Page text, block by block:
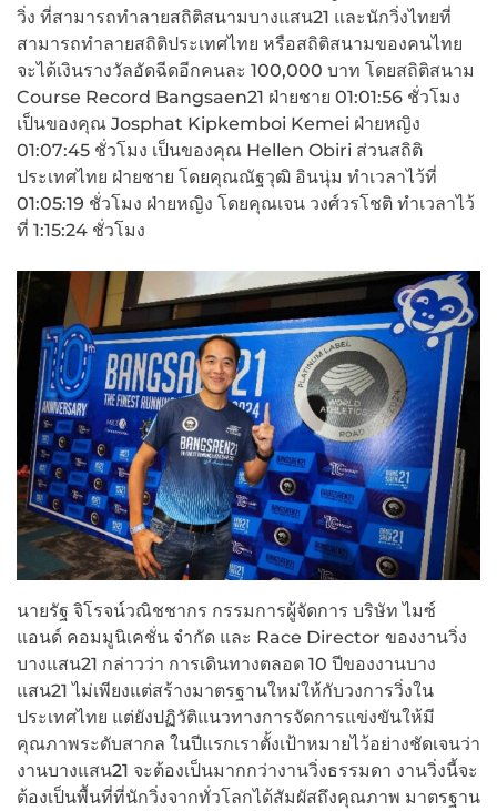
วิ่ง ที่สามารถทำลายสถิติสนามบางแสน21 และนักวิ่งไทยที่
สามารถทำลายสถิติประเทศไทย หรือสถิติสนามของคนไทย
จะได้เงินรางวัลอัดฉีดอีกคนละ 100,000 บาท โดยสถิติสนาม
Course Record Bangsaen21 ฝ่ายชาย 01:01:56 ชั่วโมง
เป็นของคุณ Josphat Kipkemboi Kemei ฝ่ายหญิง
01:07:45 ชั่วโมง เป็นของคุณ Hellen Obiri ส่วนสถิติ
ประเทศไทย ฝ่ายชาย โดยคุณณัฐวุฒิ อินนุ่ม ทำเวลาไว้ที่
01:05:19 ชั่วโมง ฝ่ายหญิง โดยคุณเจน วงศ์วรโชติ ทำเวลาไว้
ที่ 1:15:24 ชั่วโมง
นายรัฐ จิโรจน์วณิชชากร กรรมการผู้จัดการ บริษัท ไมซ์
แอนด์ คอมมูนิเคชั่น จำกัด และ Race Director ของงานวิ่ง
บางแสน21 กล่าวว่า การเดินทางตลอด 10 ปีของงานบาง
แสน21 ไม่เพียงแต่สร้างมาตรฐานใหม่ให้กับวงการวิ่งใน
ประเทศไทย แต่ยังปฏิวัติแนวทางการจัดการแข่งขันให้มี
คุณภาพระดับสากล ในปีแรกเราตั้งเป้าหมายไว้อย่างชัดเจนว่า
งานบางแสน21 จะต้องเป็นมากกว่างานวิ่งธรรมดา งานวิ่งนี้จะ
ต้องเป็นพื้นที่ที่นักวิ่งจากทั่วโลกได้สัมผัสถึงคุณภาพ มาตรฐาน